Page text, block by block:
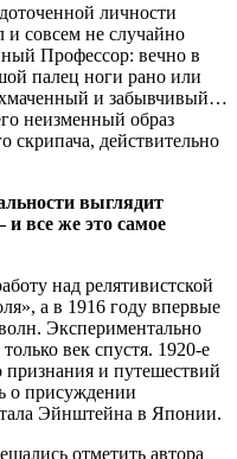
личности
совсем не случайно
Профессор: вечно в
палец ноги рано или
и забывчивый…
неизменный образ
скрипача, действительно
выглядит
все же это самое
над релятивистской
а в 1916 году впервые
Экспериментально
век спустя. 1920-е
признания и путешествий
присуждении
Эйнштейна в Японии.
отметить автора